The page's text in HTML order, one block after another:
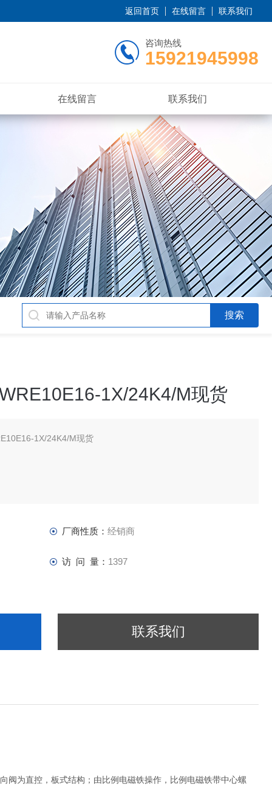
返回首页 在线留言 联系我们
咨询热线
15921945998
在线留言 联系我们
1X/24K4/M现货
1X/24K4/M现货
厂商性质： 经销商
访 问 量： 1397
联系我们
为直控，板式结构；由比例电磁铁操作，比例电磁铁带中心螺